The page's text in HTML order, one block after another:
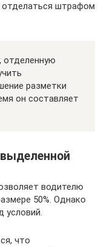
штрафом
отделенную
разметки
он составляет
водителю
50%. Однако
условий.
что